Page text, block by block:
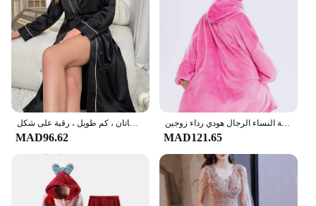
رداء نوم نسائي من الساتان ، كم طويل ، رقبة على شكل V ، حزام ، ملابس نوم بسيطة
MAD96.62
بطانية بأكمام المتضخم الشتاء هوديي الصوف الدافئة هوديس بلوزات العملاق التلفزيون بطانية النساء الرجال هودي رداء زوجين
MAD121.65